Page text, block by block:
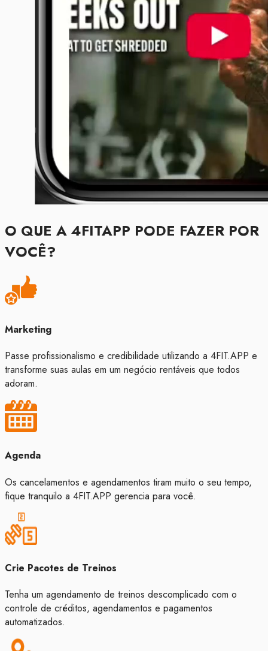
O QUE A 4FITAPP PODE FAZER POR
VOCÊ?
Marketing
Passe profissionalismo e credibilidade utilizando a 4FIT.APP e
transforme suas aulas em um negócio rentáveis que todos
adoram.
Agenda
Os cancelamentos e agendamentos tiram muito o seu tempo,
fique tranquilo a 4FIT.APP gerencia para você.
Crie Pacotes de Treinos
Tenha um agendamento de treinos descomplicado com o
controle de créditos, agendamentos e pagamentos
automatizados.